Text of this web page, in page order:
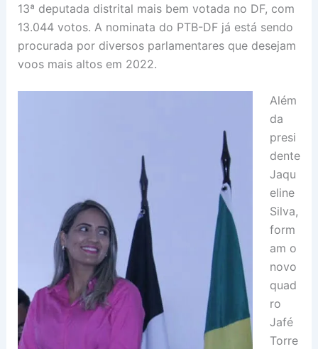
13ª deputada distrital mais bem votada no DF, com
13.044 votos. A nominata do PTB-DF já está sendo
procurada por diversos parlamentares que desejam
voos mais altos em 2022.
Além
da
presi
dente
Jaqu
eline
Silva,
form
am o
novo
quad
ro
Jafé
Torre